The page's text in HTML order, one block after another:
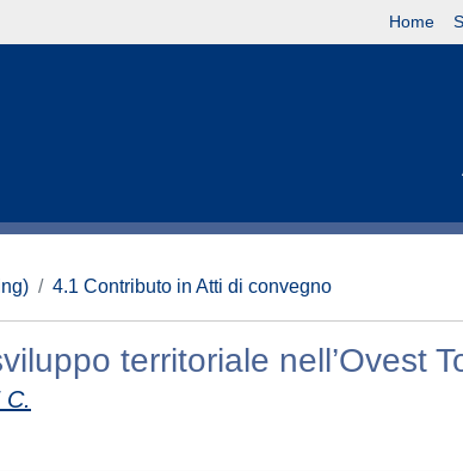
Home
4.1 Contributo in Atti di convegno
territoriale nell’Ovest